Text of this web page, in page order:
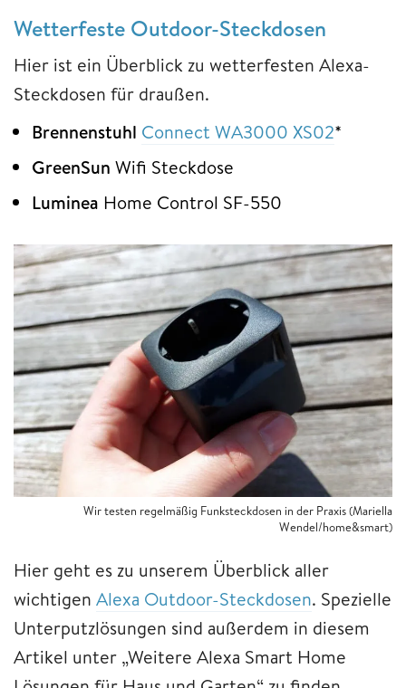
Wetterfeste Outdoor-Steckdosen
Hier ist ein Überblick zu wetterfesten Alexa-
Steckdosen für draußen.
Brennenstuhl Connect WA3000 XS02*
GreenSun Wifi Steckdose
Luminea Home Control SF-550
Wir testen regelmäßig Funksteckdosen in der Praxis (Mariella
Wendel/home&smart)
Hier geht es zu unserem Überblick aller
wichtigen Alexa Outdoor-Steckdosen. Spezielle
Unterputzlösungen sind außerdem in diesem
Artikel unter „Weitere Alexa Smart Home